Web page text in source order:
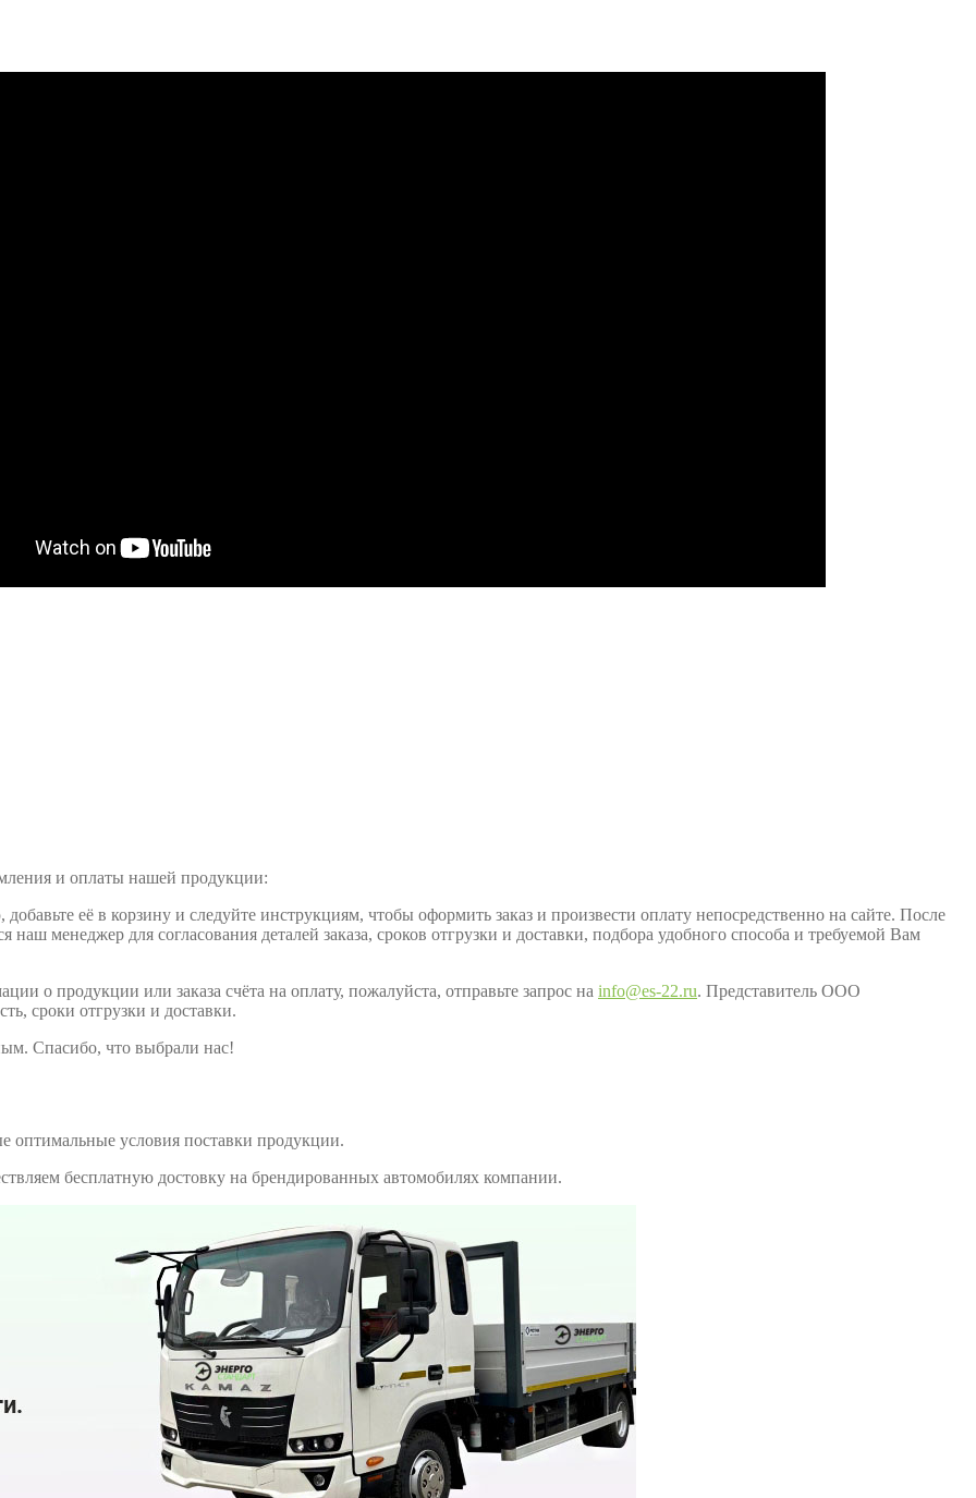
и оплаты нашей продукции:
её в корзину и следуйте инструкциям, чтобы оформить заказ и произвести оплату непосредственно на сайте. После
менеджер для согласования деталей заказа, сроков отгрузки и доставки, подбора удобного способа и требуемой Вам
о продукции или заказа счёта на оплату, пожалуйста, отправьте запрос на info@es-22.ru. Представитель ООО
сроки отгрузки и доставки.
Спасибо, что выбрали нас!
условия поставки продукции.
бесплатную достовку на брендированных автомобилях компании.